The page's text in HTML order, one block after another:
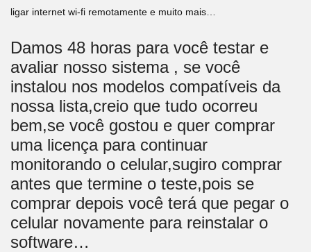
ligar internet wi-fi remotamente e muito mais…
Damos 48 horas para você testar e
avaliar nosso sistema , se você
instalou nos modelos compatíveis da
nossa lista,creio que tudo ocorreu
bem,se você gostou e quer comprar
uma licença para continuar
monitorando o celular,sugiro comprar
antes que termine o teste,pois se
comprar depois você terá que pegar o
celular novamente para reinstalar o
software…